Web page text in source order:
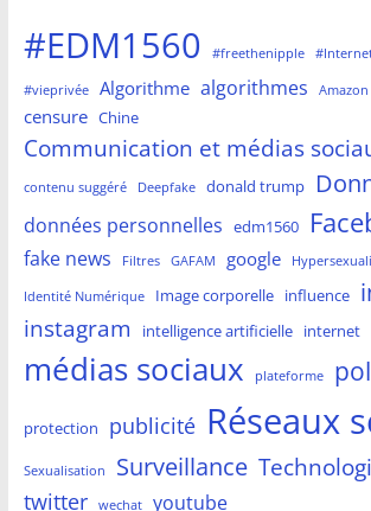
#EDM1560 #freethenipple
#vieprivée Algorithme algorithmes Amazon
censure Chine
Communication et médias
contenu suggéré Deepfake donald trump
données personnelles edm1560
fake news Filtres GAFAM google
Identité Numérique Image corporelle influence
instagram intelligence artificielle internet
médias sociaux plateforme
protection publicité Réseaux
Sexualisation Surveillance
twitter wechat youtube